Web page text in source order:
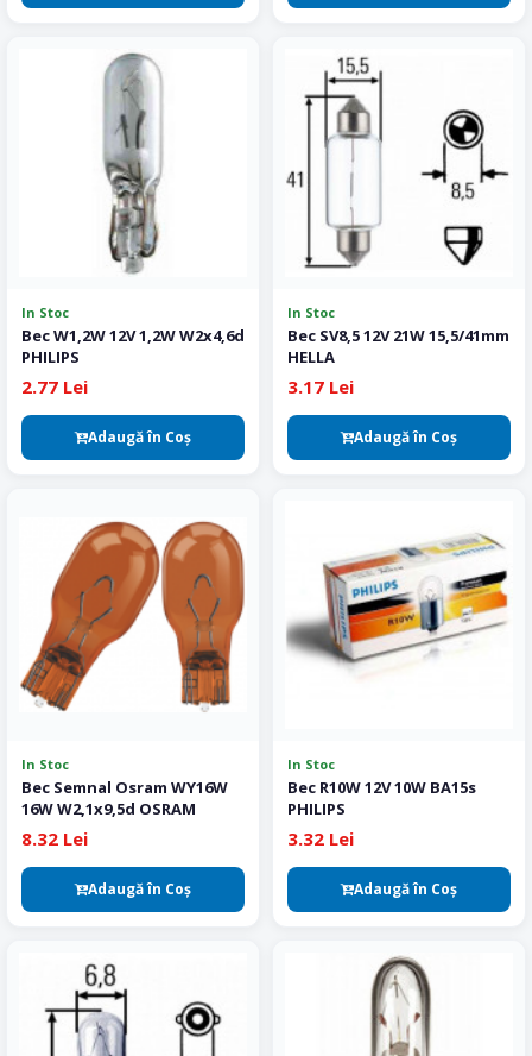
In Stoc
Bec W1,2W 12V 1,2W W2x4,6d
PHILIPS
2.77 Lei
Adaugă în Coş
In Stoc
Bec SV8,5 12V 21W 15,5/41mm
HELLA
3.17 Lei
Adaugă în Coş
In Stoc
Bec Semnal Osram WY16W
16W W2,1x9,5d OSRAM
8.32 Lei
Adaugă în Coş
In Stoc
Bec R10W 12V 10W BA15s
PHILIPS
3.32 Lei
Adaugă în Coş